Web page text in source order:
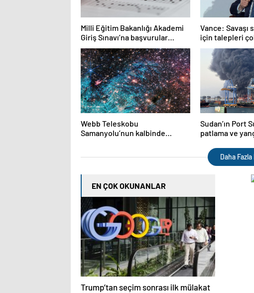
Milli Eğitim Bakanlığı Akademi
Giriş Sınavı’na başvurular
başladı
Vance: Savaşı
için talepleri
Webb Teleskobu
Samanyolu’nun kalbinde
Sudan’ın Port
patlama ve
Daha
EN ÇOK OKUNANLAR
Trump’tan seçim sonrası ilk mülakat